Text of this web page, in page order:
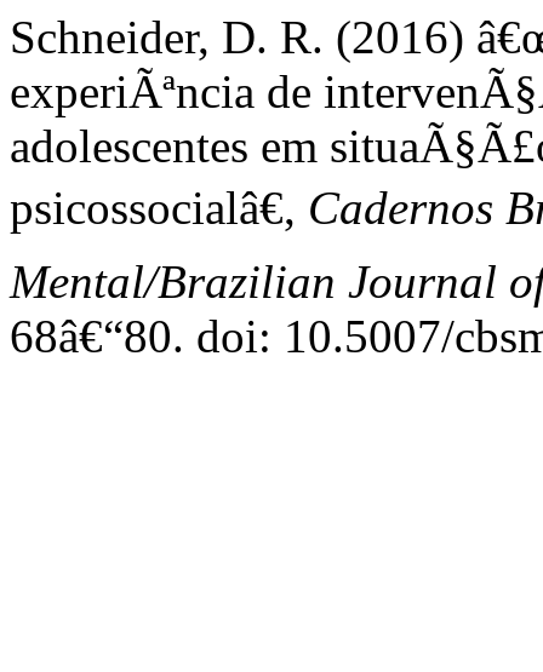
Schneider, D. R. (2016)
experiÃªncia de
adolescentes em
psicossocialâ€, Cadernos
Mental/Brazilian Journal
68â€“80. doi: 10.5007/